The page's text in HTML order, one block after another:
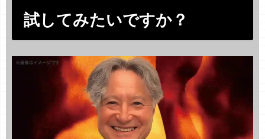
試してみたいですか？